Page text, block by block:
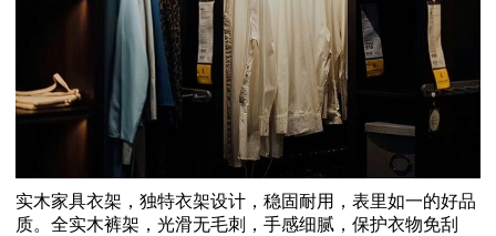
实木家具衣架，独特衣架设计，稳固耐用，表里如一的好品
质。全实木裤架，光滑无毛刺，手感细腻，保护衣物免刮